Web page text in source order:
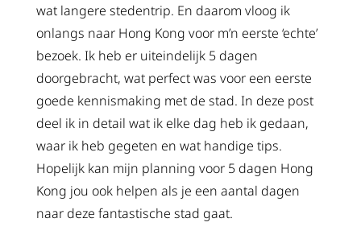
wat langere stedentrip. En daarom vloog ik
onlangs naar Hong Kong voor m’n eerste ‘echte’
bezoek. Ik heb er uiteindelijk 5 dagen
doorgebracht, wat perfect was voor een eerste
goede kennismaking met de stad. In deze post
deel ik in detail wat ik elke dag heb ik gedaan,
waar ik heb gegeten en wat handige tips.
Hopelijk kan mijn planning voor 5 dagen Hong
Kong jou ook helpen als je een aantal dagen
naar deze fantastische stad gaat.